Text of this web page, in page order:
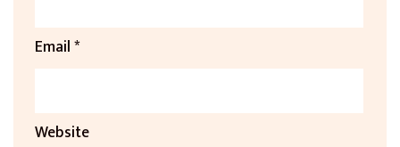
Email*
Website